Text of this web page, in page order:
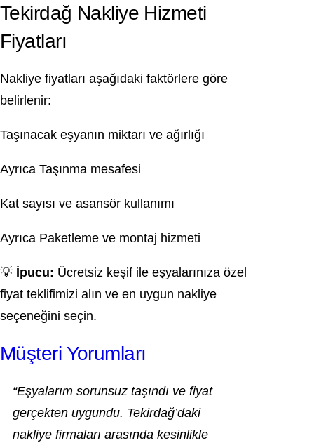
Tekirdağ Nakliye Hizmeti
Fiyatları
Nakliye fiyatları aşağıdaki faktörlere göre
belirlenir:
Taşınacak eşyanın miktarı ve ağırlığı
Ayrıca Taşınma mesafesi
Kat sayısı ve asansör kullanımı
Ayrıca Paketleme ve montaj hizmeti
💡 İpucu: Ücretsiz keşif ile eşyalarınıza özel
fiyat teklifimizi alın ve en uygun nakliye
seçeneğini seçin.
Müşteri Yorumları
“Eşyalarım sorunsuz taşındı ve fiyat
gerçekten uygundu. Tekirdağ’daki
nakliye firmaları arasında kesinlikle